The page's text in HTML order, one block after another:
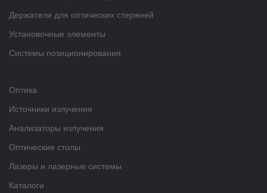
Держатели для оптических стержней
Установочные элементы
Системы позиционирования
Оптика
Источники излучения
Анализаторы излучения
Оптические столы
Лазеры и лазерные системы
Каталоги